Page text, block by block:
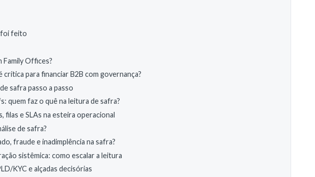
foi feito
Family Offices?
crítica para financiar B2B com governança?
safra passo a passo
quem faz o quê na leitura de safra?
filas e SLAs na esteira operacional
de safra?
fraude e inadimplência na safra?
sistêmica: como escalar a leitura
KYC e alçadas decisórias